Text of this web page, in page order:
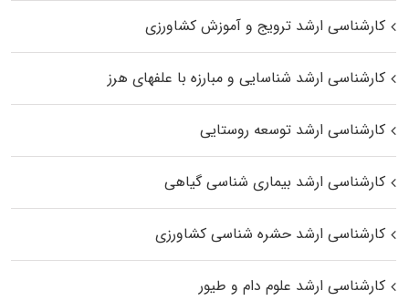
کارشناسی ارشد ترویج و آموزش کشاورزی
کارشناسی ارشد شناسایی و مبارزه با علفهای هرز
کارشناسی ارشد توسعه روستایی
کارشناسی ارشد بیماری‌ شناسی گیاهی
کارشناسی ارشد حشره‌ شناسی کشاورزی
کارشناسی ارشد علوم دام و طیور